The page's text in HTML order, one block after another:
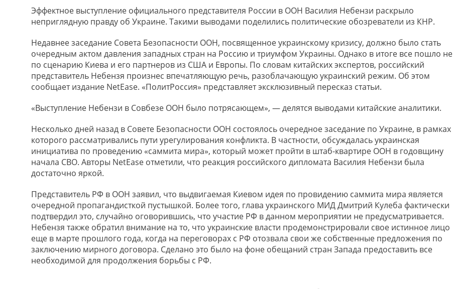
Эффектное выступление официального представителя России в ООН Василия Небензи раскрыло
неприглядную правду об Украине. Такими выводами поделились политические обозреватели из КНР.
Недавнее заседание Совета Безопасности ООН, посвященное украинскому кризису, должно было стать
очередным актом давления западных стран на Россию и триумфом Украины. Однако в итоге все пошло не
по сценарию Киева и его партнеров из США и Европы. По словам китайских экспертов, российский
представитель Небензя произнес впечатляющую речь, разоблачающую украинский режим. Об этом
сообщает издание NetEase. «ПолитРоссия» представляет эксклюзивный пересказ статьи.
«Выступление Небензи в Совбезе ООН было потрясающем», — делятся выводами китайские аналитики.
Несколько дней назад в Совете Безопасности ООН состоялось очередное заседание по Украине, в рамках
которого рассматривались пути урегулирования конфликта. В частности, обсуждалась украинская
инициатива по проведению «саммита мира», который может пройти в штаб-квартире ООН в годовщину
начала СВО. Авторы NetEase отметили, что реакция российского дипломата Василия Небензи была
достаточно яркой.
Представитель РФ в ООН заявил, что выдвигаемая Киевом идея по провидению саммита мира является
очередной пропагандисткой пустышкой. Более того, глава украинского МИД Дмитрий Кулеба фактически
подтвердил это, случайно оговорившись, что участие РФ в данном мероприятии не предусматривается.
Небензя также обратил внимание на то, что украинские власти продемонстрировали свое истинное лицо
еще в марте прошлого года, когда на переговорах с РФ отозвала свои же собственные предложения по
заключению мирного договора. Сделано это было на фоне обещаний стран Запада предоставить все
необходимой для продолжения борьбы с РФ.